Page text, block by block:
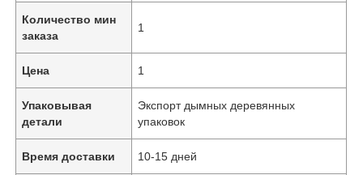
Количество мин
заказа
1
Цена 1
Упаковывая
детали
Экспорт дымных деревянных
упаковок
Время доставки 10-15 дней